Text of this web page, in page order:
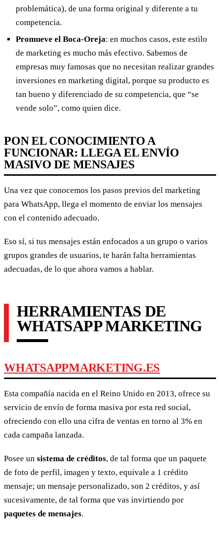
problemática), de una forma original y diferente a tu
competencia.
Promueve el Boca-Oreja: en muchos casos, este estilo
de marketing es mucho más efectivo. Sabemos de
empresas muy famosas que no necesitan realizar grandes
inversiones en marketing digital, porque su producto es
tan bueno y diferenciado de su competencia, que “se
vende solo”, como quien dice.
PON EL CONOCIMIENTO A
FUNCIONAR: LLEGA EL ENVÍO
MASIVO DE MENSAJES
Una vez que conocemos los pasos previos del marketing
para WhatsApp, llega el momento de enviar los mensajes
con el contenido adecuado.
Eso sí, si tus mensajes están enfocados a un grupo o varios
grupos grandes de usuarios, te harán falta herramientas
adecuadas, de lo que ahora vamos a hablar.
HERRAMIENTAS DE
WHATSAPP MARKETING
WHATSAPPMARKETING.ES
Esta compañía nacida en el Reino Unido en 2013, ofrece su
servicio de envío de forma masiva por esta red social,
ofreciendo con ello una cifra de ventas en torno al 3% en
cada campaña lanzada.
Posee un sistema de créditos, de tal forma que un paquete
de foto de perfil, imagen y texto, equivale a 1 crédito
mensaje; un mensaje personalizado, son 2 créditos, y así
sucesivamente, de tal forma que vas invirtiendo por
paquetes de mensajes.